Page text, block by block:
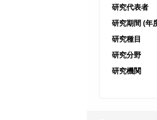
研究代表者
研究期間 (年
研究種目
研究分野
研究機関